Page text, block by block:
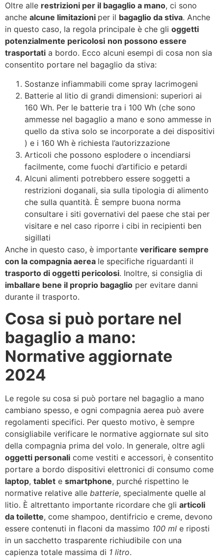
Oltre alle restrizioni per il bagaglio a mano, ci sono
anche alcune limitazioni per il bagaglio da stiva. Anche
in questo caso, la regola principale è che gli oggetti
potenzialmente pericolosi non possono essere
trasportati a bordo. Ecco alcuni esempi di cosa non sia
consentito portare nel bagaglio da stiva:
Sostanze infiammabili come spray lacrimogeni
Batterie al litio di grandi dimensioni: superiori ai
160 Wh. Per le batterie tra i 100 Wh (che sono
ammesse nel bagaglio a mano e sono ammesse in
quello da stiva solo se incorporate a dei dispositivi
) e i 160 Wh è richiesta l’autorizzazione
Articoli che possono esplodere o incendiarsi
facilmente, come fuochi d’artificio e petardi
Alcuni alimenti potrebbero essere soggetti a
restrizioni doganali, sia sulla tipologia di alimento
che sulla quantità. È sempre buona norma
consultare i siti governativi del paese che stai per
visitare e nel caso riporre i cibi in recipienti ben
sigillati
Anche in questo caso, è importante verificare sempre
con la compagnia aerea le specifiche riguardanti il
trasporto di oggetti pericolosi. Inoltre, si consiglia di
imballare bene il proprio bagaglio per evitare danni
durante il trasporto.
Cosa si può portare nel
bagaglio a mano:
Normative aggiornate
2024
Le regole su cosa si può portare nel bagaglio a mano
cambiano spesso, e ogni compagnia aerea può avere
regolamenti specifici. Per questo motivo, è sempre
consigliabile verificare le normative aggiornate sul sito
della compagnia prima del volo. In generale, oltre agli
oggetti personali come vestiti e accessori, è consentito
portare a bordo dispositivi elettronici di consumo come
laptop, tablet e smartphone, purché rispettino le
normative relative alle batterie, specialmente quelle al
litio. È altrettanto importante ricordare che gli articoli
da toilette, come shampoo, dentifricio e creme, devono
essere contenuti in flaconi da massimo 100 ml e riposti
in un sacchetto trasparente richiudibile con una
capienza totale massima di 1 litro.